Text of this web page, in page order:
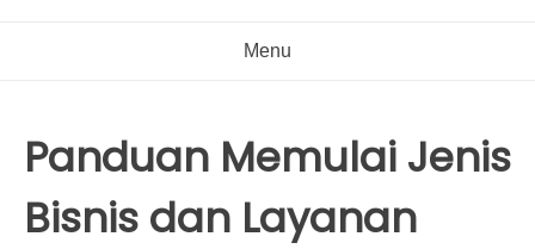
Menu
Panduan Memulai Jenis
Bisnis dan Layanan